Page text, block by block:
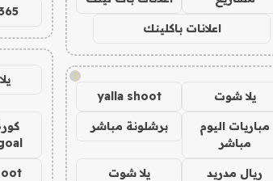
اعلانات باكلينك
!
يلا شوت yalla shoot
مباريات اليوم
مباشر
برشلونة مباشر
ريال مدريد
يلا شوت